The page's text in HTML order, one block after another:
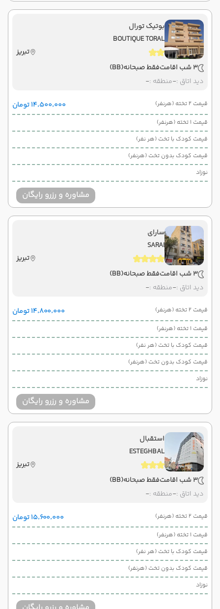
بوتیک تورال
BOUTIQUE TORAL
تبریز
3 شب اقامت
فقط صبحانه(BB)
دید اتاق :-منطقه :-
قیمت 2 تخته (هرنفر) ۱۴٬۵۰۰٬۰۰۰ تومان
قیمت 1 تخته (هرنفر)
قیمت کودک با تخت (هر نفر)
قیمت کودک بدون تخت (هرنفر)
نوزاد
مشاوره و رزرو رایگان
سارای
SARAI
تبریز
3 شب اقامت
فقط صبحانه(BB)
دید اتاق :-منطقه :-
قیمت 2 تخته (هرنفر) ۱۴٬۸۰۰٬۰۰۰ تومان
قیمت 1 تخته (هرنفر)
قیمت کودک با تخت (هر نفر)
قیمت کودک بدون تخت (هرنفر)
نوزاد
مشاوره و رزرو رایگان
استقبال
ESTEGHBAL
تبریز
3 شب اقامت
فقط صبحانه(BB)
دید اتاق :-منطقه :-
قیمت 2 تخته (هرنفر) ۱۵٬۶۰۰٬۰۰۰ تومان
قیمت 1 تخته (هرنفر)
قیمت کودک با تخت (هر نفر)
قیمت کودک بدون تخت (هرنفر)
نوزاد